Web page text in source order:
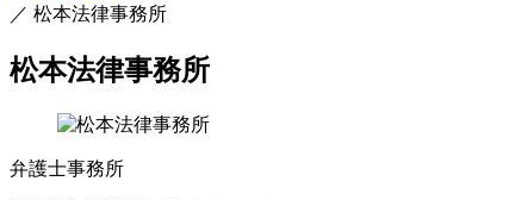
／ 松本法律事務所
松本法律事務所
弁護士事務所